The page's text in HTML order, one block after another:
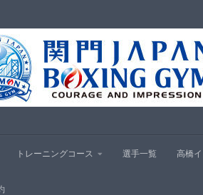
トレーニングコース 選手一覧 高橋